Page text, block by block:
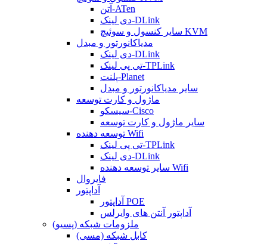
آتن-ATen
دی لینک-DLink
سایر کنسول و سوئیچ KVM
مدیاکانورتور و مبدل
دی لینک-DLink
تی پی لینک-TPLink
پلنت-Planet
سایر مدیاکانورتور و مبدل
ماژول و کارت توسعه
سیسکو-Cisco
سایر ماژول و کارت توسعه
توسعه دهنده Wifi
تی پی لینک-TPLink
دی لینک-DLink
سایر توسعه دهنده Wifi
فایروال
آداپتور
آداپتور POE
آداپتور آنتن های وایرلس
ملزومات شبکه (پسیو)
کابل شبکه (مسی)